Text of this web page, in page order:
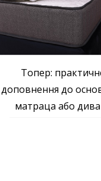
Топер:
доповнення до
матраца або